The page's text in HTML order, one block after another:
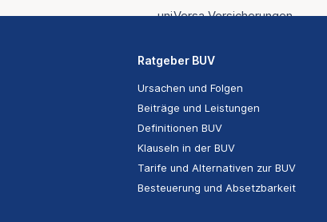
uniVersa Versicherungen
W&W Wüstenrot &
WGV Versicherung
WWK Versicherung
Ratgeber BUV
Ursachen und Folgen
Beiträge und Leistungen
Definitionen BUV
Klauseln in der BUV
Tarife und Alternativen zur BUV
Besteuerung und Absetzbarkeit